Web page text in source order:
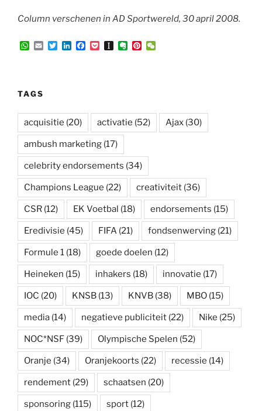
Column verschenen in AD Sportwereld, 30 april 2008.
W
A
p
E
T
L
n
F
k
P
p
e
r
E
e
P
s
t
TAGS
acquisitie (20) activatie (52) Ajax (30)
ambush marketing (17)
celebrity endorsements (34)
Champions League (22) creativiteit (36)
CSR (12) EK Voetbal (18) endorsements (15)
Eredivisie (45) FIFA (21) fondsenwerving (21)
Formule 1 (18) goede doelen (12)
Heineken (15) inhakers (18) innovatie (17)
IOC (20) KNSB (13) KNVB (38) MBO (15)
media (14) negatieve publiciteit (22) Nike (25)
NOC*NSF (39) Olympische Spelen (52)
Oranje (34) Oranjekoorts (22) recessie (14)
rendement (29) schaatsen (20)
sponsoring (115) sport (12)